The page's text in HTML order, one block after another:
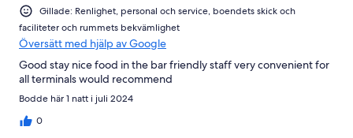
Gillade: Renlighet, personal och service, boendets skick och
faciliteter och rummets bekvämlighet
Översätt med hjälp av Google
Good stay nice food in the bar friendly staff very convenient for
all terminals would recommend
Bodde här 1 natt i juli 2024
0